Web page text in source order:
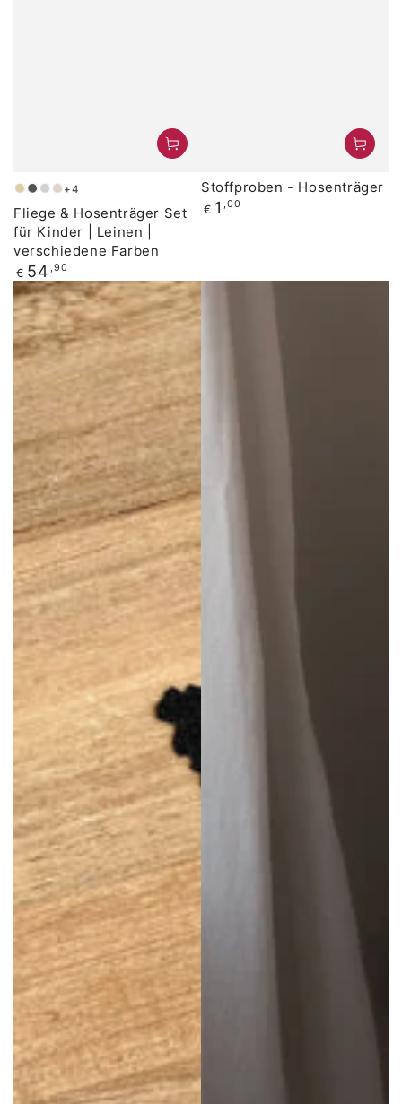
Beige
Anthrazit
Grau
Natural
+4
Fliege & Hosenträger Set
für Kinder | Leinen |
verschiedene Farben
Regulärer
Preis
€ 54 ,90
Stoffproben - Hosenträger
Regulärer
€ 1 ,00